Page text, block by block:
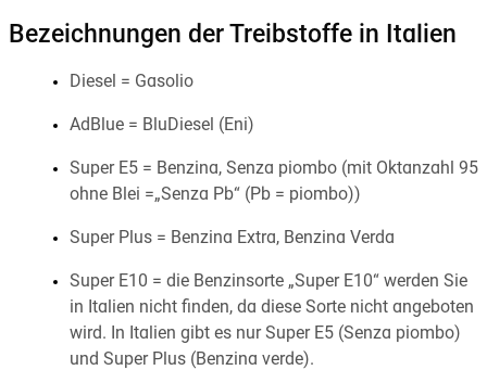
Bezeichnungen der Treibstoffe in Italien
Diesel = Gasolio
AdBlue = BluDiesel (Eni)
Super E5 = Benzina, Senza piombo (mit Oktanzahl 95
ohne Blei =„Senza Pb“ (Pb = piombo))
Super Plus = Benzina Extra, Benzina Verda
Super E10 = die Benzinsorte „Super E10“ werden Sie
in Italien nicht finden, da diese Sorte nicht angeboten
wird. In Italien gibt es nur Super E5 (Senza piombo)
und Super Plus (Benzina verde).